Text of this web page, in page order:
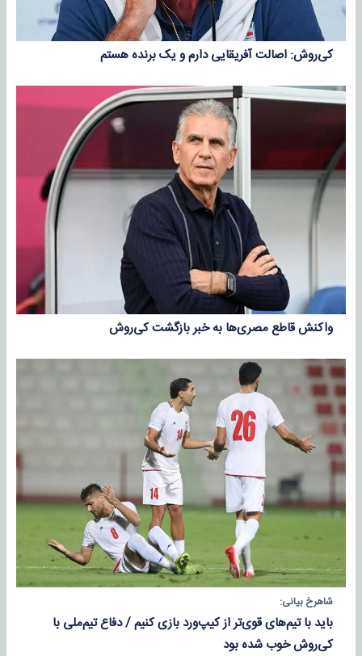
کی‌روش: اصالت آفریقایی دارم و یک برنده هستم
واکنش قاطع مصری‌ها به خبر بازگشت کی‌روش
شاهرخ بیانی:
باید با تیم‌های قوی‌تر از کیپ‌ورد بازی کنیم / دفاع تیم‌ملی با
کی‌روش خوب شده بود